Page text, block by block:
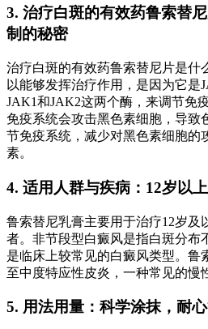
3. 治疗白斑的有效药鲁索替
制的秘密
治疗白斑的有效药鲁索替尼片是什
以能够发挥治疗作用，是因为它是
JAK1和JAK2这两个酶，来调节免
免疫系统会攻击黑色素细胞，导致
节免疫系统，减少对黑色素细胞的
素。
4. 适用人群与疾病：12岁以
鲁索替尼乳膏主要用于治疗12岁及
者。非节段型白癜风是指白斑分布
是临床上较常见的白癜风类型。鲁
至中度特应性皮炎，一种常见的慢
5. 用法用量：科学涂抹，耐